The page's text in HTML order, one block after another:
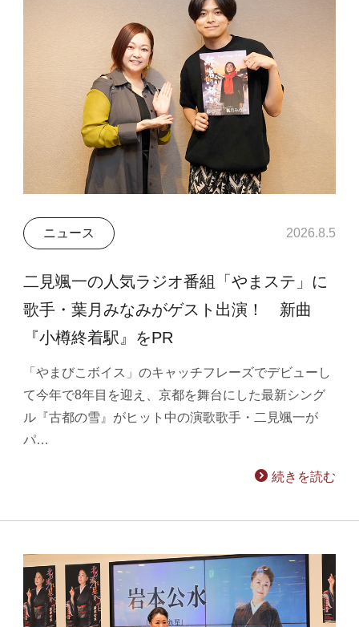
ニュース 2026.8.5
二見颯一の人気ラジオ番組「やまステ」に
歌手・葉月みなみがゲスト出演！ 新曲
『小樽終着駅』をPR
「やまびこボイス」のキャッチフレーズでデビューし
て今年で8年目を迎え、京都を舞台にした最新シング
ル『古都の雪』がヒット中の演歌歌手・二見颯一が
パ…
続きを読む